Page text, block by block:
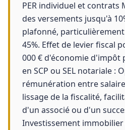
PER individuel et contrats
des versements jusqu'à
plafonné,
45%. Effet de levier fiscal
000 € d'économie d'impôt
en SCP ou SEL notariale :
rémunération entre
lissage de la fiscalité,
d'un associé ou d'un
Investissement